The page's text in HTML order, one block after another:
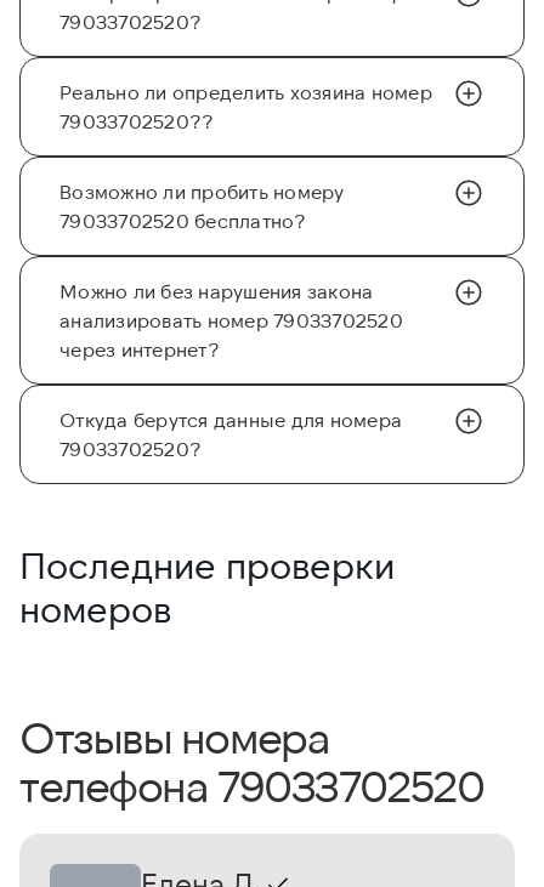
79033702520?
Реально ли определить хозяина номер
79033702520??
Возможно ли пробить номеру
79033702520 бесплатно?
Можно ли без нарушения закона
анализировать номер 79033702520
через интернет?
Откуда берутся данные для номера
79033702520?
Последние проверки
номеров
Отзывы номера
телефона 79033702520